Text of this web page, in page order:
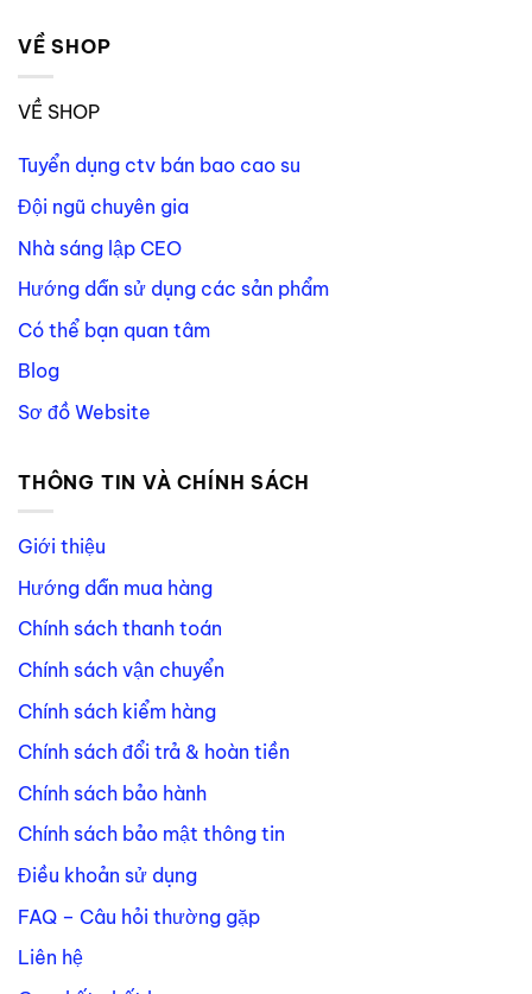
VỀ SHOP
VỀ SHOP
Tuyển dụng ctv bán bao cao su
Đội ngũ chuyên gia
Nhà sáng lập CEO
Hướng dẫn sử dụng các sản phẩm
Có thể bạn quan tâm
Blog
Sơ đồ Website
THÔNG TIN VÀ CHÍNH SÁCH
Giới thiệu
Hướng dẫn mua hàng
Chính sách thanh toán
Chính sách vận chuyển
Chính sách kiểm hàng
Chính sách đổi trả & hoàn tiền
Chính sách bảo hành
Chính sách bảo mật thông tin
Điều khoản sử dụng
FAQ – Câu hỏi thường gặp
Liên hệ